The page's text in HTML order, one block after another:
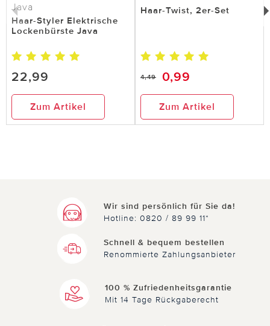
Java
Haar-Styler Elektrische
Lockenbürste Java
22,99
Zum Artikel
Haar-Twist, 2er-Set
4,49 0,99
Zum Artikel
Wir sind persönlich für Sie da!
Hotline: 0820 / 89 99 11*
Schnell & bequem bestellen
Renommierte Zahlungsanbieter
100 % Zufriedenheitsgarantie
Mit 14 Tage Rückgaberecht